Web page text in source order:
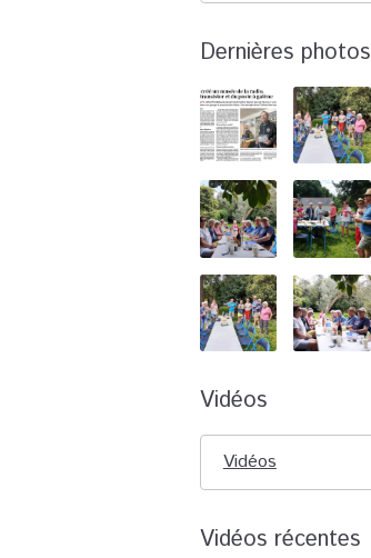
Dernières photos
Vidéos
Vidéos
Vidéos récentes